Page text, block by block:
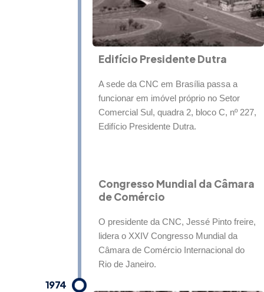
Edifício Presidente Dutra
A sede da CNC em Brasília passa a
funcionar em imóvel próprio no Setor
Comercial Sul, quadra 2, bloco C, nº 227,
Edifício Presidente Dutra.
Congresso Mundial da Câmara
de Comércio​
O presidente da CNC, Jessé Pinto freire,
lidera o XXIV Congresso Mundial da
Câmara de Comércio Internacional do
Rio de Janeiro.
1974